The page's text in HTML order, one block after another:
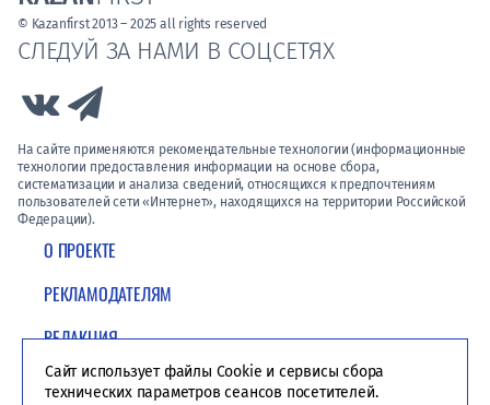
О ПРОЕКТЕ
РЕКЛАМОДАТЕЛЯМ
РЕДАКЦИЯ
ПОЛИТИКА КОНФИДЕНЦИАЛЬНОСТИ
СЛЕДУЙ ЗА НАМИ В СОЦСЕТЯХ
Link to Vk
На сайте применяются рекомендательные технологии (информационные
технологии предоставления информации на основе сбора,
систематизации и анализа сведений, относящихся к предпочтениям
пользователей сети «Интернет», находящихся на территории Российской
Федерации).
© Kazanfirst 2013 – 2025 all rights reserved
Сайт использует файлы Cookie и сервисы сбора
технических параметров сеансов посетителей.